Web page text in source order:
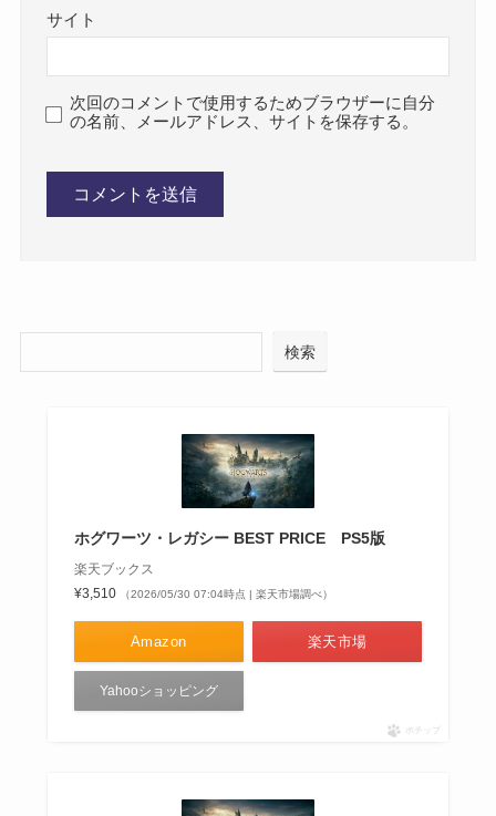
サイト
次回のコメントで使用するためブラウザーに自分
の名前、メールアドレス、サイトを保存する。
検索
ホグワーツ・レガシー BEST PRICE PS5版
楽天ブックス
¥3,510
（2026/05/30 07:04時点 | 楽天市場調べ）
Amazon 楽天市場
Yahooショッピング
ポチップ